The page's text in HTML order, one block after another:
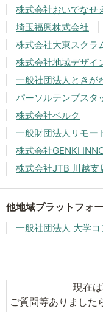
株式会社おいでなせ
埼玉福興株式会社
株式会社大東スクラ
株式会社地域デザイ
一般社団法人ときが
パーソルテンプス
株式会社ベルク
一般財団法人リモー
株式会社GENKI
株式会社JTB 川越支
他地域プラットフォ
一般社団法人 大学
現在
ご質問等ありました